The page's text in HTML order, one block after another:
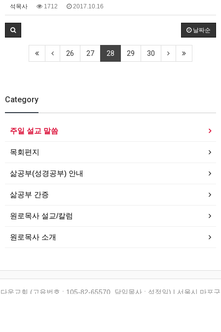
석목사 1712 2017.10.16
날짜순
26 27 28 29 30
Category
주일 설교 말씀
목회편지
삶공부(성경공부) 안내
삶공부 간증
원로목사 설교/칼럼
원로목사 소개
다운교회 (고유번호 : 105-82-65570, 담임목사 : 석정일) | 서울시 마포구